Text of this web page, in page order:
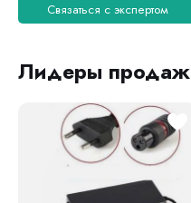
Связаться с экспертом
Лидеры продаж